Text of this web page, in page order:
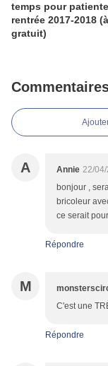
temps pour
rentrée 2017-2018
gratuit)
A Annie 22/
bonjour ,
bricoleur
ce serait
Répondre
M
C'est une
Répondre